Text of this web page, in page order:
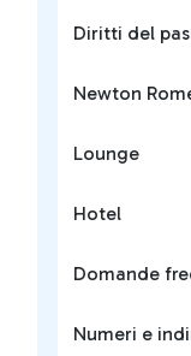
Diritti del
Newton
Lounge
Hotel
Domande
Numeri e